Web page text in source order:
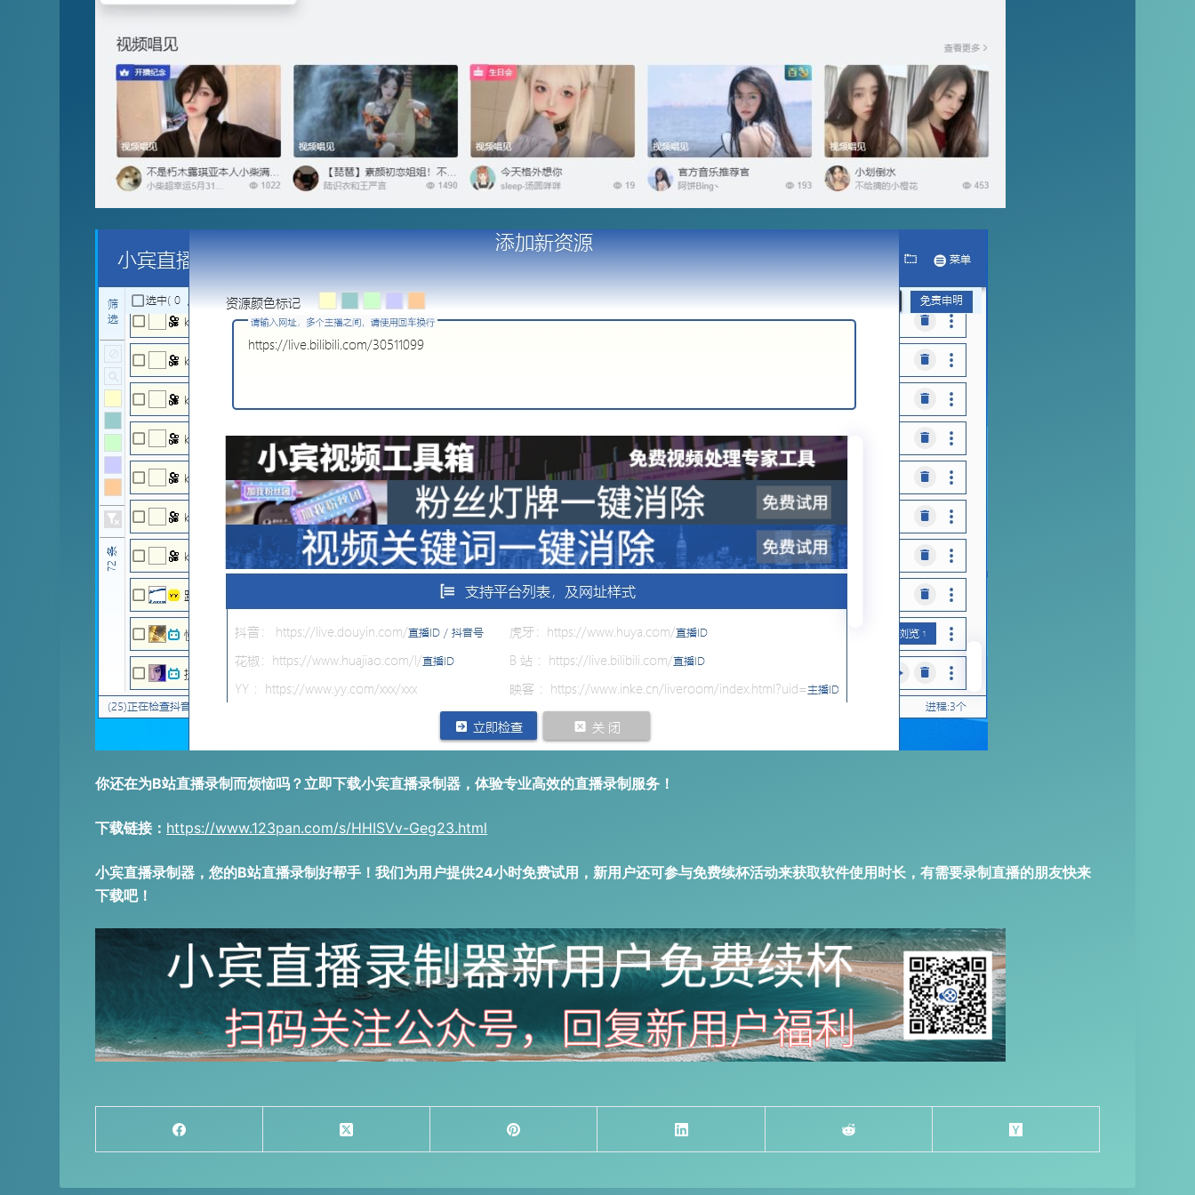
你还在为B站直播录制而烦恼吗？立即下载小宾直播录制器，体验专业高效的直播录制服务！
下载链接： https://www.123pan.com/s/HHISVv-Geg23.html
小宾直播录制器，您的B站直播录制好帮手！我们为用户提供24小时免费试用，新用户还可参与免费续杯活动来获取软件使用时长，有需要录制直播的朋友快来
下载吧！